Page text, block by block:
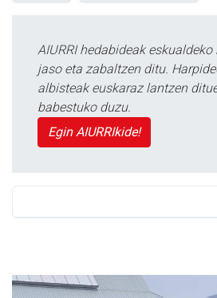
AIURRI hedabideak
jaso eta zabaltzen ditu.
albisteak euskaraz lantzen
babestuko duzu.
Egin AIURRIkide!